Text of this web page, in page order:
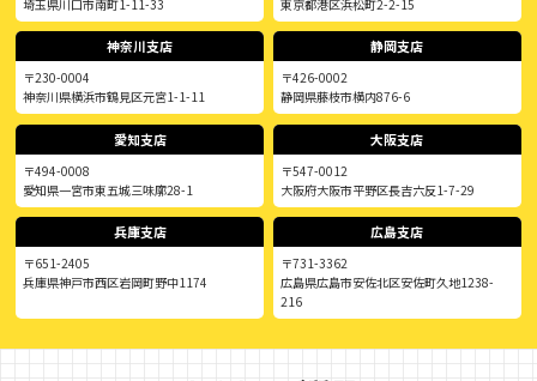
埼玉県川口市南町1-11-33
東京都港区浜松町2-2-15
神奈川支店
〒230-0004
神奈川県横浜市鶴見区元宮1-1-11
静岡支店
〒426-0002
静岡県藤枝市横内876-6
愛知支店
〒494-0008
愛知県一宮市東五城三味廓28-1
大阪支店
〒547-0012
大阪府大阪市平野区長吉六反1-7-29
兵庫支店
〒651-2405
兵庫県神戸市西区岩岡町野中1174
広島支店
〒731-3362
広島県広島市安佐北区安佐町久地1238-
216